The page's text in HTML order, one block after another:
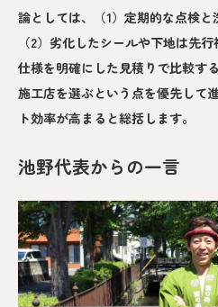
論としては、（1）定期的な点検と
（2）劣化したシールや下地は先
仕様を明確にした見積りで比較す
施工店を選ぶという点を優先して
ト効率が高まると総括します。
池野代表からの一言